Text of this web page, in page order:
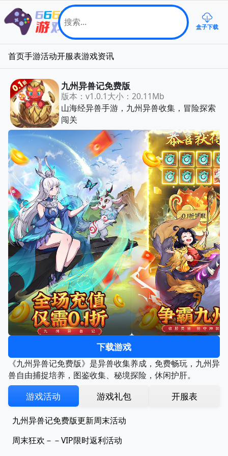
盒子下载
首页手游活动开服表游戏资讯
九州异兽记免费版
版本：v1.0.1大小：20.11Mb
山海经异兽手游，九州异兽收集，冒险探索
闯关
下载游戏
《九州异兽记免费版》是异兽收集养成，免费畅玩，九州异
兽自由捕捉培养，图鉴收集、秘境探险，休闲护肝。
游戏活动 游戏礼包 开服表
九州异兽记免费版更新周末活动
周末狂欢－－VIP限时返利活动